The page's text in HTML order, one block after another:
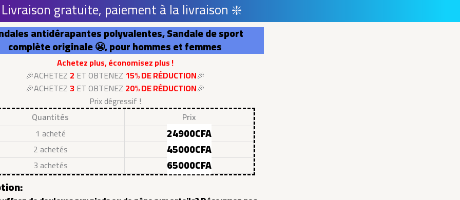
gratuite, paiement à la livraison ❇️
antidérapantes polyvalentes, Sandale de sport
complète originale 😬, pour hommes et femmes
Achetez plus, économisez plus !
🎉ACHETEZ 2 ET OBTENEZ 15% DE RÉDUCTION🎉
🎉ACHETEZ 3ET OBTENEZ 20% DE RÉDUCTION🎉
Prix dégressif !
Quantités
Prix
1 acheté
24900CFA
2 achetés 45000CFA
3 achetés 65000CFA